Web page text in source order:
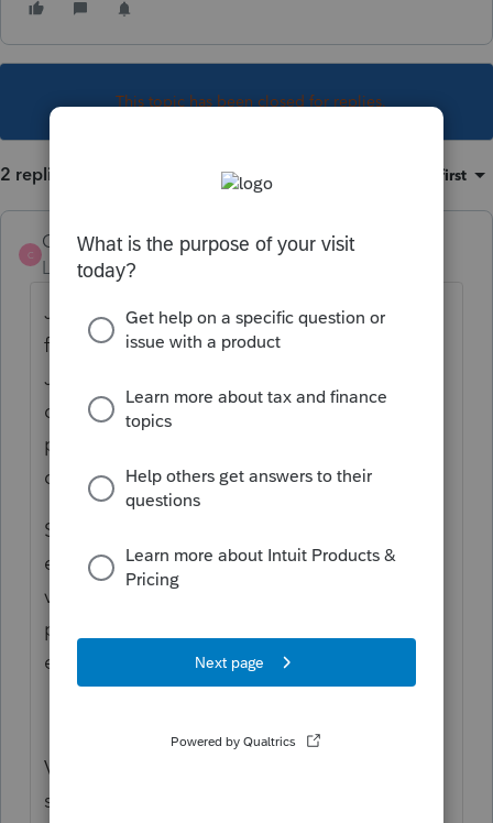
This topic has been closed for replies.
2 replies Oldest first
C
Cham123456
Level 6
Forum|Forum|5 years ago
Je dirais T2091 et S3 par la poste pour le
fédéral et TP274 au QC aussi par la poste.
Je ferais une petite lettre
d'accompagnement. À noter que j'ai des
procurations dans presque tous mes
dossiers.
Si vous n'avez pas la procuration, soit vous
en obtenez, soit vous préparez la lettre que
vous faites signer par le client. Je posterais
par moi-même pour m'assurer que ça soit
envoyé.
Vous pouvez aussi poser votre question
sur